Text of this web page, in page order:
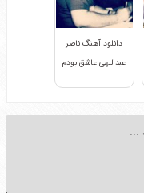
دانلود آهنگ ناصر
عبداللهی عاشق بودم